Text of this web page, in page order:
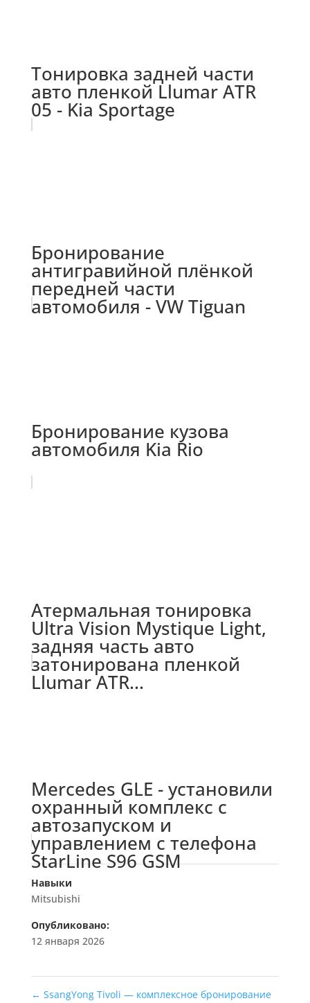
Тонировка задней части
авто пленкой Llumar ATR
05 - Kia Sportage
Бронирование
антигравийной плёнкой
передней части
автомобиля - VW Tiguan
Бронирование кузова
автомобиля Kia Rio
Атермальная тонировка
Ultra Vision Mystique Light,
задняя часть авто
затонирована пленкой
Llumar ATR...
Mercedes GLE - установили
охранный комплекс с
автозапуском и
управлением с телефона
StarLine S96 GSM
Навыки
Mitsubishi
Опубликовано:
12 января 2026
← SsangYong Tivoli — комплексное бронирование